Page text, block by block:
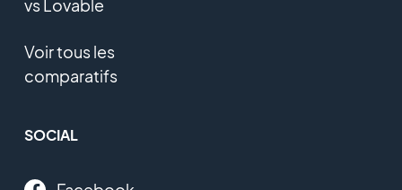
vs Lovable
Voir tous les
comparatifs
SOCIAL